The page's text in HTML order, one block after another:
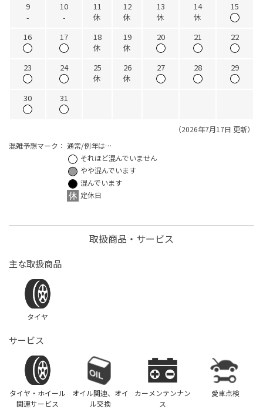
9
-
10
-
11
休
12
休
13
休
14
休
15
16 17
18
休
19
休
20 21 22
23 24
25
休
26
休
27 28 29
30 31
（2026年7月17日 更新）
混雑予想マーク： 通常/例年は…
それほど混んでいません
やや混んでいます
混んでいます
定休日
取扱商品・サービス
主な取扱商品
タイヤ
サービス
タイヤ・ホイール
関連サービス
オイル関連、オイ
ル交換
カーメンテンナン
ス
愛車点検